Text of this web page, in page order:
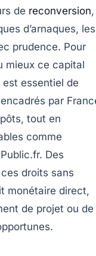
de reconversion,
d’arnaques, les
prudence. Pour
mieux ce capital
essentiel de
encadrés par
tout en
comme
Des
droits sans
monétaire direct,
de projet ou de